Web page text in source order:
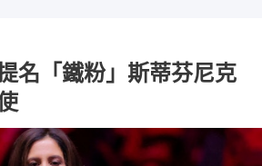
名「鐵粉」斯蒂芬尼克